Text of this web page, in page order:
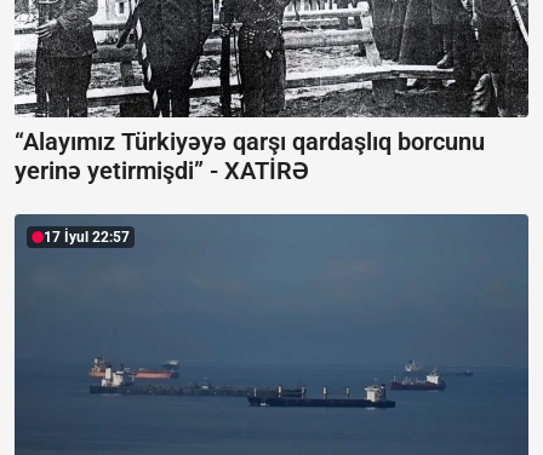
“Alayımız Türkiyəyə qarşı qardaşlıq borcunu
yerinə yetirmişdi” - XATİRƏ
17 İyul 22:57